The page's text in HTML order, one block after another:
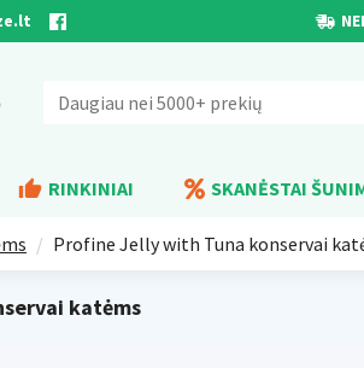
RINKINIAI SKANĖSTAI
Profine Jelly with Tuna konservai
katėms